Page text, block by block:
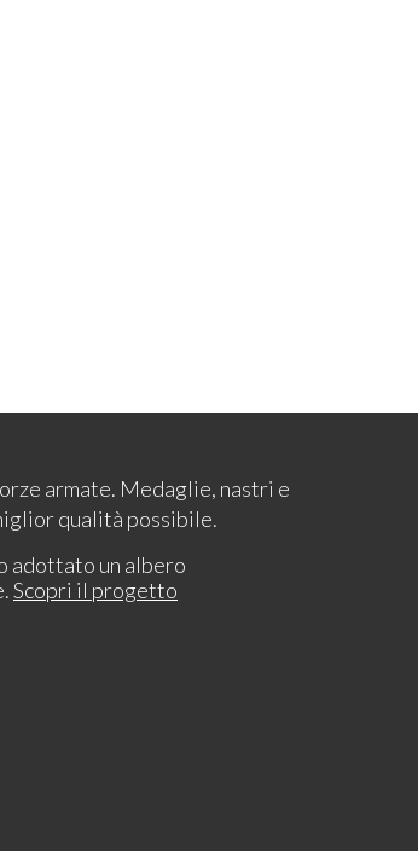
armate. Medaglie, nastri e
qualità possibile.
adottato un albero
Scopri il progetto